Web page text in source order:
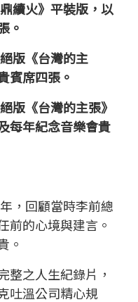
續火》平裝版，以
。
版《台灣的主
賓席四張。
版《台灣的主張》
每年紀念音樂會貴
年，回顧當時李前總
前的心境與建言。
。
整之人生紀錄片，
吐溫公司精心規